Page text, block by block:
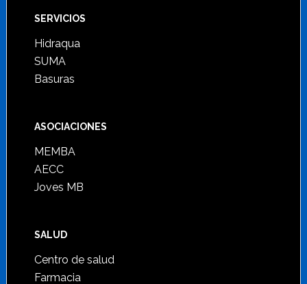
SERVICIOS
Hidraqua
SUMA
Basuras
ASOCIACIONES
MEMBA
AECC
Joves MB
SALUD
Centro de salud
Farmacia